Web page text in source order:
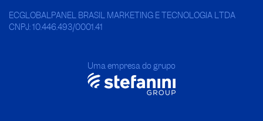
ECGLOBALPANEL BRASIL MARKETING E TECNOLOGIA LTDA
CNPJ: 10.446.493/0001.41
Uma empresa do grupo